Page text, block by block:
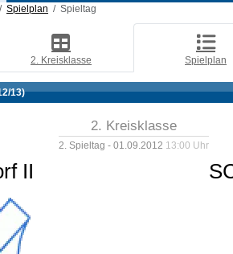
Spielplan Spieltag
2. Kreisklasse Spielplan
13)
2. Kreisklasse
2. Spieltag - 01.09.2012 13:00 Uhr
II